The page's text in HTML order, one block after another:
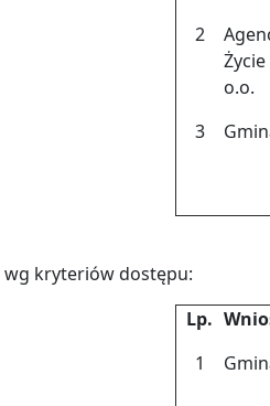
2
o.o.
3
kryteriów dostępu:
Lp.
1